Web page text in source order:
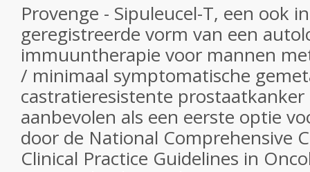
Provenge - Sipuleucel-T, een ook
geregistreerde vorm van een
immuuntherapie voor mannen
/ minimaal symptomatische
castratieresistente prostaatkanker
aanbevolen als een eerste optie
door de National Comprehensive
Clinical Practice Guidelines in